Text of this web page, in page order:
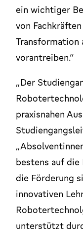
ein wichtiger
von
vorantreiben.“
„Der
praxisnahen
bestens auf
die Förderung
innovativen
unterstützt